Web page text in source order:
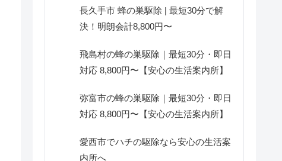
長久手市 蜂の巣駆除 | 最短30分で解
決！明朗会計8,800円〜
飛島村の蜂の巣駆除｜最短30分・即日
対応 8,800円〜【安心の生活案内所】
弥富市の蜂の巣駆除｜最短30分・即日
対応 8,800円〜【安心の生活案内所】
愛西市でハチの駆除なら安心の生活案
内所へ